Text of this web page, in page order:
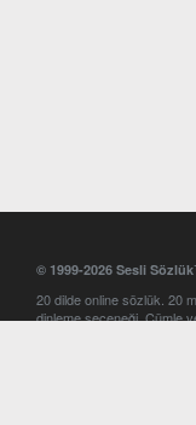
© 1999-2026 Sesli
20 dilde online sözlük. 20
dinleme seçeneği. Cümle